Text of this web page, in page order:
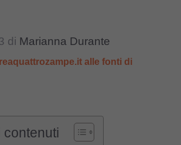
di Marianna Durante
alle fonti di
contenuti